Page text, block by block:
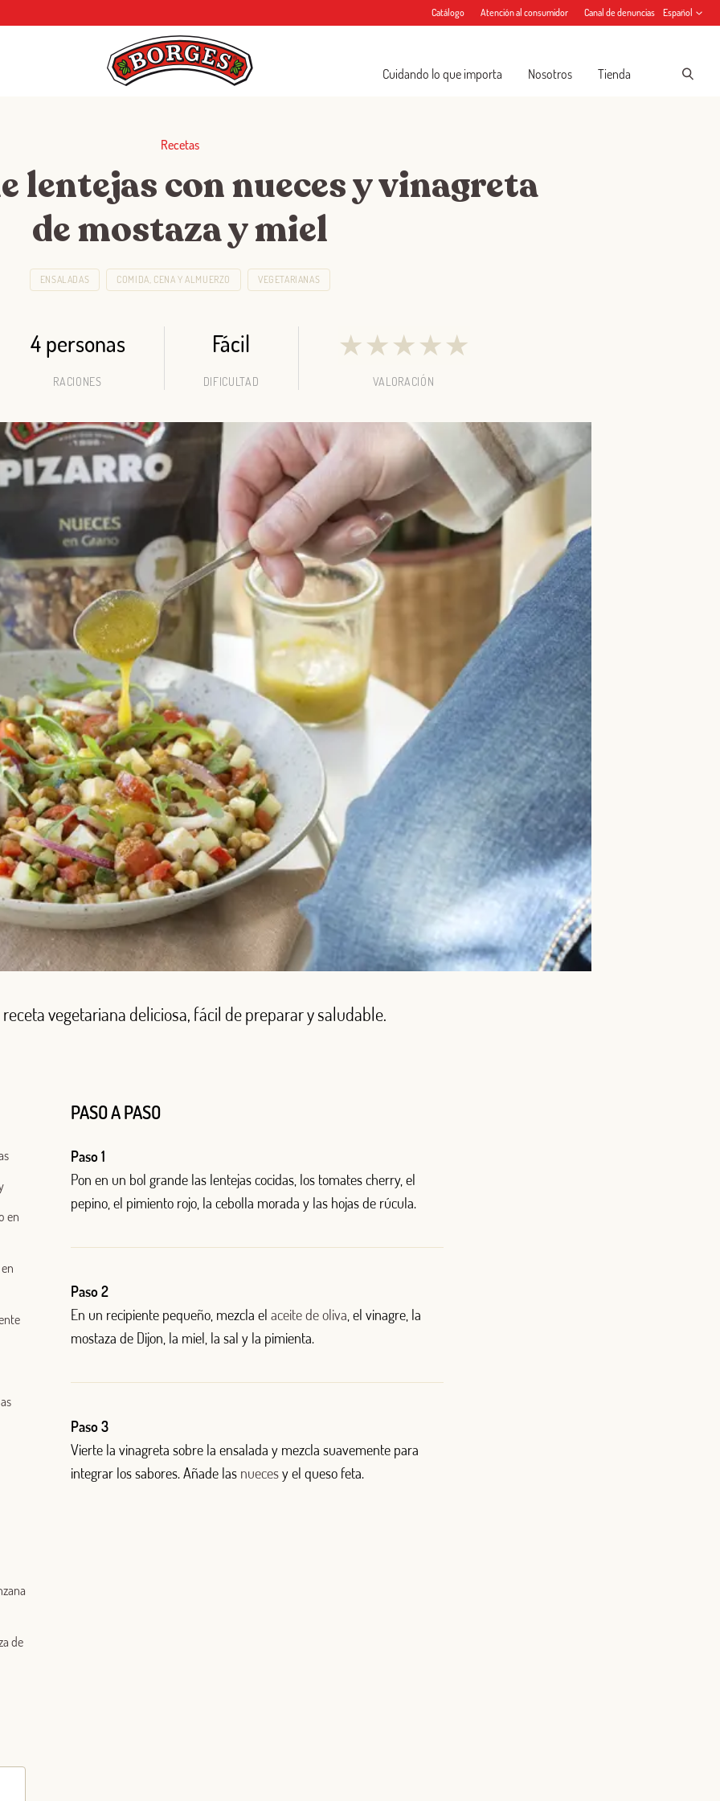
Catálogo Atención al consumidor Canal de denuncias Español
Cuidando lo que importa Nosotros Tienda
Recetas
lentejas con nueces y vinagreta
de mostaza y miel
ENSALADAS COMIDA, CENA Y ALMUERZO VEGETARIANAS
4 personas
RACIONES
Fácil
DIFICULTAD
★★★★★
VALORACIÓN
receta vegetariana deliciosa, fácil de preparar y saludable.
en
de
PASO A PASO
Paso 1
Pon en un bol grande las lentejas cocidas, los tomates cherry, el
pepino, el pimiento rojo, la cebolla morada y las hojas de rúcula.
Paso 2
En un recipiente pequeño, mezcla el aceite de oliva , el vinagre, la
mostaza de Dijon, la miel, la sal y la pimienta.
Paso 3
Vierte la vinagreta sobre la ensalada y mezcla suavemente para
integrar los sabores. Añade las nuecesy el queso feta.